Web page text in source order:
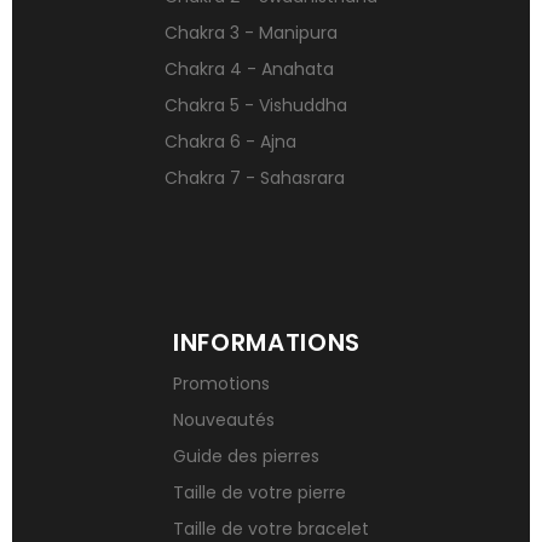
Qu’est-ce qu’une gemme ?
Signification des pierres de naissance
Chakra 3 - Manipura
Chakra 4 - Anahata
Chakra 5 - Vishuddha
Chakra 6 - Ajna
Chakra 7 - Sahasrara
INFORMATIONS
Promotions
Nouveautés
Guide des pierres
Taille de votre pierre
Taille de votre bracelet